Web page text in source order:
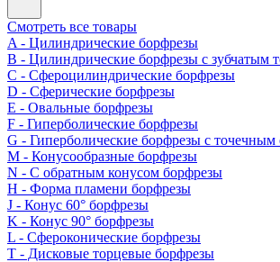
Смотреть все товары
A - Цилиндрические борфрезы
B - Цилиндрические борфрезы с зубчатым
C - Сфероцилиндрические борфрезы
D - Сферические борфрезы
E - Овальные борфрезы
F - Гиперболические борфрезы
G - Гиперболические борфрезы с точечным
M - Конусообразные борфрезы
N - С обратным конусом борфрезы
H - Форма пламени борфрезы
J - Конус 60° борфрезы
K - Конус 90° борфрезы
L - Сфероконические борфрезы
T - Дисковые торцевые борфрезы